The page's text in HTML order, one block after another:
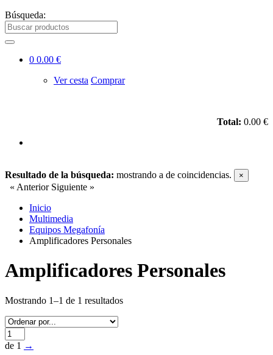
Búsqueda:
0 0.00 €
Ver cesta Comprar
Total: 0.00 €
Resultado de la búsqueda: mostrando a de coincidencias. ×
« Anterior Siguiente »
Inicio
Multimedia
Equipos Megafonía
Amplificadores Personales
Amplificadores Personales
Mostrando 1–1 de 1 resultados
de 1 →